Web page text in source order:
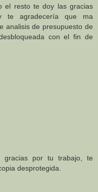
el resto te doy las gracias
te agradecería que ma
analisis de presupuesto de
con el fin de
gracias por tu trabajo, te
desprotegida.